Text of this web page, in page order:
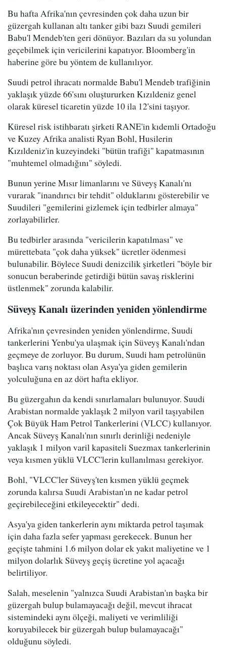
Bu hafta Afrika'nın çevresinden çok daha uzun bir
güzergah kullanan altı tanker gibi bazı Suudi gemileri
Babu'l Mendeb'ten geri dönüyor. Bazıları da su yolundan
geçebilmek için vericilerini kapatıyor. Bloomberg'in
haberine göre bu yöntem de kullanılıyor.
Suudi petrol ihracatı normalde Babu'l Mendeb trafiğinin
yaklaşık yüzde 66'sını oluştururken Kızıldeniz genel
olarak küresel ticaretin yüzde 10 ila 12'sini taşıyor.
Küresel risk istihbaratı şirketi RANE'in kıdemli Ortadoğu
ve Kuzey Afrika analisti Ryan Bohl, Husilerin
Kızıldeniz'in kuzeyindeki "bütün trafiği" kapatmasının
"muhtemel olmadığını" söyledi.
Bunun yerine Mısır limanlarını ve Süveyş Kanalı'nı
vurarak "inandırıcı bir tehdit" olduklarını gösterebilir ve
Suudileri "gemilerini gizlemek için tedbirler almaya"
zorlayabilirler.
Bu tedbirler arasında "vericilerin kapatılması" ve
mürettebata "çok daha yüksek" ücretler ödenmesi
bulunabilir. Böylece Suudi denizcilik şirketleri "böyle bir
sonucun beraberinde getirdiği bütün savaş risklerini
üstlenmek" zorunda kalabilir.
Süveyş Kanalı üzerinden yeniden yönlendirme
Afrika'nın çevresinden yeniden yönlendirme, Suudi
tankerlerini Yenbu'ya ulaşmak için Süveyş Kanalı'ndan
geçmeye de zorluyor. Bu durum, Suudi ham petrolünün
başlıca varış noktası olan Asya'ya giden gemilerin
yolculuğuna en az dört hafta ekliyor.
Bu güzergahın da kendi sınırlamaları bulunuyor. Suudi
Arabistan normalde yaklaşık 2 milyon varil taşıyabilen
Çok Büyük Ham Petrol Tankerlerini (VLCC) kullanıyor.
Ancak Süveyş Kanalı'nın sınırlı derinliği nedeniyle
yaklaşık 1 milyon varil kapasiteli Suezmax tankerlerinin
veya kısmen yüklü VLCC'lerin kullanılması gerekiyor.
Bohl, "VLCC'ler Süveyş'ten kısmen yüklü geçmek
zorunda kalırsa Suudi Arabistan'ın ne kadar petrol
geçirebileceğini etkileyecektir" dedi.
Asya'ya giden tankerlerin aynı miktarda petrol taşımak
için daha fazla sefer yapması gerekecek. Bunun her
geçişte tahmini 1.6 milyon dolar ek yakıt maliyetine ve 1
milyon dolarlık Süveyş geçiş ücretine yol açacağı
belirtiliyor.
Salah, meselenin "yalnızca Suudi Arabistan'ın başka bir
güzergah bulup bulamayacağı değil, mevcut ihracat
sistemindeki aynı ölçeği, maliyeti ve verimliliği
koruyabilecek bir güzergah bulup bulamayacağı"
olduğunu söyledi.